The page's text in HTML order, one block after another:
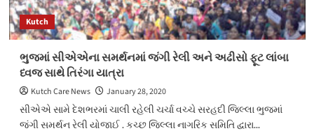
ને
પકડી
પાડતી
પેરોલ
ફરલો
સ્કવોર્ડ
પૂર્વ
કચ્છ
ગાંધીધામ
Kutch
ભુજમાં સીએએના સમર્થનમાં જંગી રેલી અને અઢીસો ફૂટ લાંબા
ધ્વજ સાથે તિરંગા યાત્રા
Kutch Care News
January 28, 2020
સીએએ સામે દેશભરમાં ચાલી રહેલી ચર્ચા વચ્ચે સરહદી જિલ્લા ભુજમાં
જંગી સમર્થન રેલી યોજાઈ . કચ્છ જિલ્લા નાગરિક સમિતિ દ્વારા...